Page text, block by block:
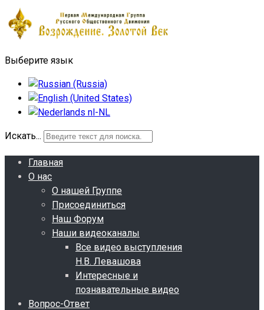
Выберите язык
Искать...
Главная
О нас
О нашей Группе
Присоединиться
Наш Форум
Наши видеоканалы
Все видео выступления
Н.В. Левашова
Интересные и
познавательные видео
Вопрос-Ответ